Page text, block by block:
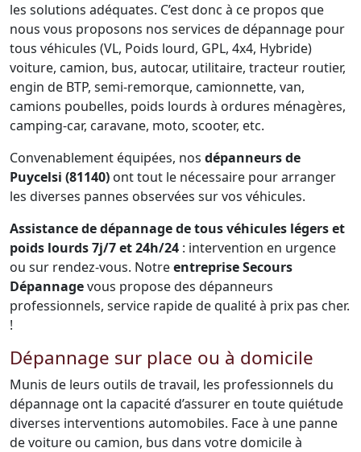
les solutions adéquates. C’est donc à ce propos que
nous vous proposons nos services de dépannage pour
tous véhicules (VL, Poids lourd, GPL, 4x4, Hybride)
voiture, camion, bus, autocar, utilitaire, tracteur routier,
engin de BTP, semi-remorque, camionnette, van,
camions poubelles, poids lourds à ordures ménagères,
camping-car, caravane, moto, scooter, etc.
Convenablement équipées, nos dépanneurs de
Puycelsi (81140) ont tout le nécessaire pour arranger
les diverses pannes observées sur vos véhicules.
Assistance de dépannage de tous véhicules légers et
poids lourds 7j/7 et 24h/24 : intervention en urgence
ou sur rendez-vous. Notreentreprise Secours
Dépannagevous propose des dépanneurs
professionnels, service rapide de qualité à prix pas cher.
!
Dépannage sur place ou à domicile
Munis de leurs outils de travail, les professionnels du
dépannage ont la capacité d’assurer en toute quiétude
diverses interventions automobiles. Face à une panne
de voiture ou camion, bus dans votre domicile à